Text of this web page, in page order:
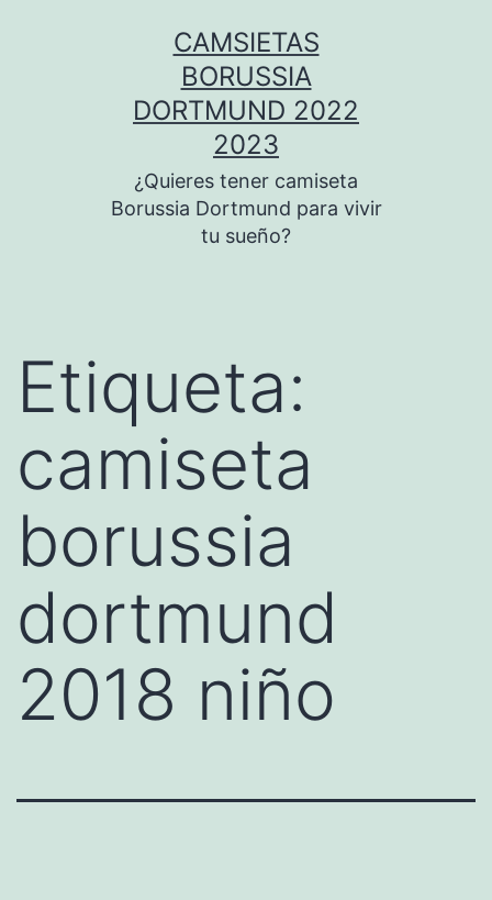
CAMSIETAS
BORUSSIA
DORTMUND 2022
2023
¿Quieres tener camiseta
Borussia Dortmund para vivir
tu sueño?
Etiqueta:
camiseta
borussia
dortmund
2018 niño